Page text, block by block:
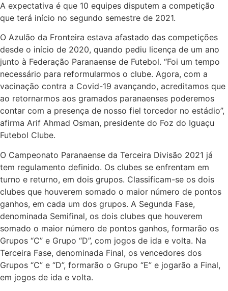
A expectativa é que 10 equipes disputem a competição
que terá início no segundo semestre de 2021.
O Azulão da Fronteira estava afastado das competições
desde o início de 2020, quando pediu licença de um ano
junto à Federação Paranaense de Futebol. “Foi um tempo
necessário para reformularmos o clube. Agora, com a
vacinação contra a Covid-19 avançando, acreditamos que
ao retornarmos aos gramados paranaenses poderemos
contar com a presença de nosso fiel torcedor no estádio”,
afirma Arif Ahmad Osman, presidente do Foz do Iguaçu
Futebol Clube.
O Campeonato Paranaense da Terceira Divisão 2021 já
tem regulamento definido. Os clubes se enfrentam em
turno e returno, em dois grupos. Classificam-se os dois
clubes que houverem somado o maior número de pontos
ganhos, em cada um dos grupos. A Segunda Fase,
denominada Semifinal, os dois clubes que houverem
somado o maior número de pontos ganhos, formarão os
Grupos “C” e Grupo “D”, com jogos de ida e volta. Na
Terceira Fase, denominada Final, os vencedores dos
Grupos “C” e “D”, formarão o Grupo “E” e jogarão a Final,
em jogos de ida e volta.